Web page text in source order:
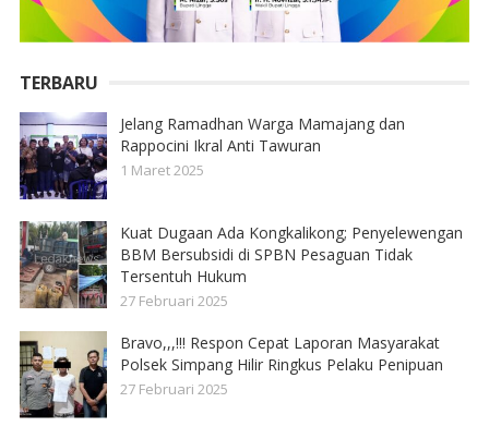
TERBARU
Jelang Ramadhan Warga Mamajang dan
Rappocini Ikral Anti Tawuran
1 Maret 2025
Kuat Dugaan Ada Kongkalikong; Penyelewengan
BBM Bersubsidi di SPBN Pesaguan Tidak
Tersentuh Hukum
27 Februari 2025
Bravo,,,!!! Respon Cepat Laporan Masyarakat
Polsek Simpang Hilir Ringkus Pelaku Penipuan
27 Februari 2025